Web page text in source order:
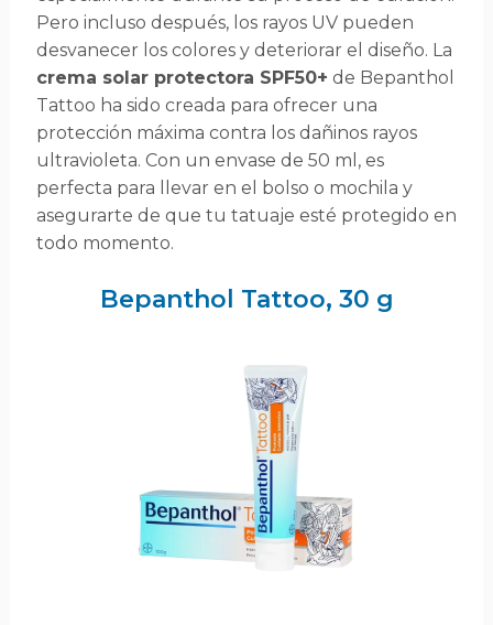
Pero incluso después, los rayos UV pueden
desvanecer los colores y deteriorar el diseño. La
crema solar protectora SPF50+ de Bepanthol
Tattoo ha sido creada para ofrecer una
protección máxima contra los dañinos rayos
ultravioleta. Con un envase de 50 ml, es
perfecta para llevar en el bolso o mochila y
asegurarte de que tu tatuaje esté protegido en
todo momento.
Bepanthol Tattoo, 30 g